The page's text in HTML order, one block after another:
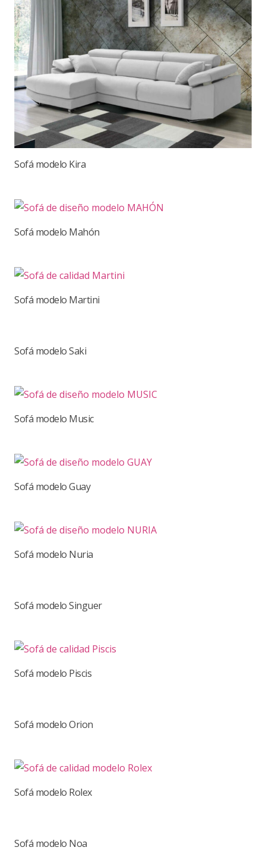
Sofá modelo Kira
Sofá modelo Mahón
Sofá modelo Martini
Sofá modelo Saki
Sofá modelo Music
Sofá modelo Guay
Sofá modelo Nuria
Sofá modelo Singuer
Sofá modelo Piscis
Sofá modelo Orion
Sofá modelo Rolex
Sofá modelo Noa